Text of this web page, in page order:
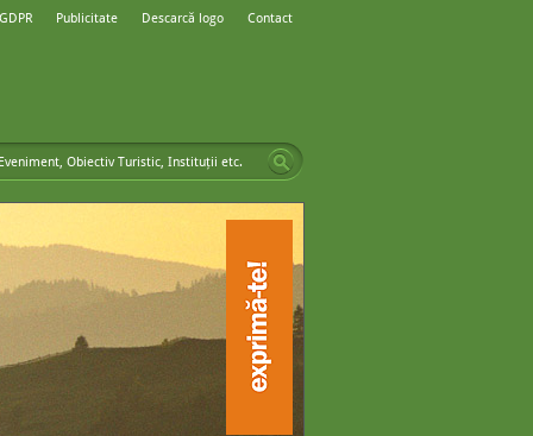
Publicitate Descarcă logo Contact